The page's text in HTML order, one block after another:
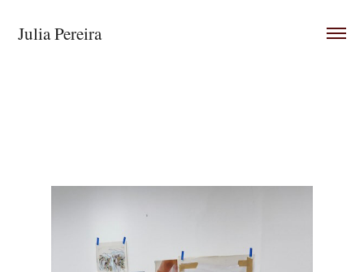
Julia Pereira